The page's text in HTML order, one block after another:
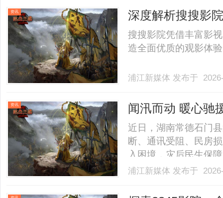
资讯 深度解析搜搜影
搜搜影院凭借丰富影
造全面优质的观影体
浦江新媒体 发布于
资讯
闻汛而动 暖心驰
护助力灾后重建
近日，湖南常德石门
断、通讯受阻、民房
入困境，灾后民生保
应、主动担当，第一
精准匹配灾后民生痛
浦江新媒体 发布于